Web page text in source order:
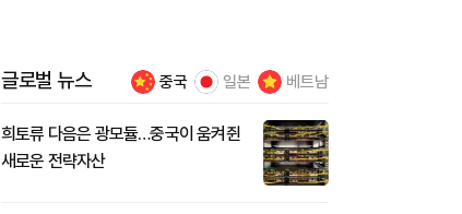
글로벌 뉴스 중국 일본 베트남
희토류 다음은 광모듈…중국이 움켜쥔
새로운 전략자산